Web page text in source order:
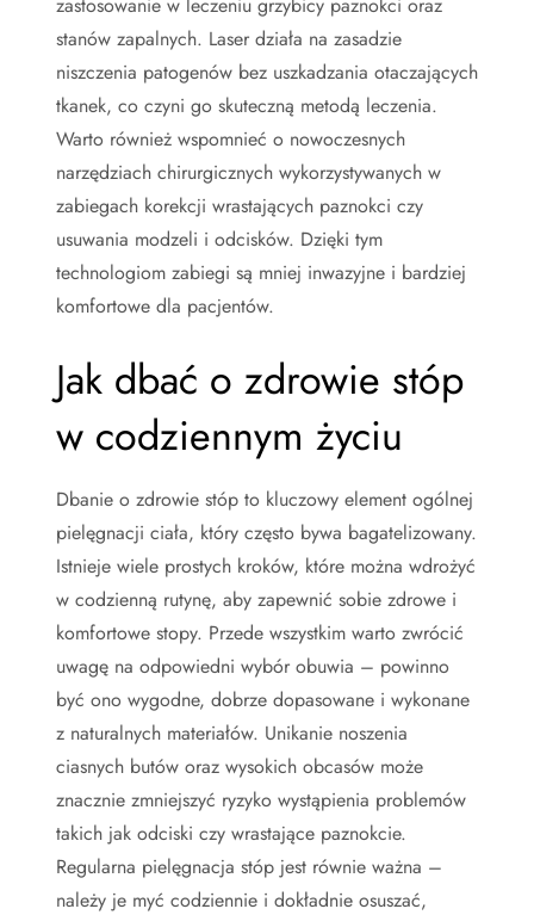
stanów zapalnych. Laser działa na zasadzie
niszczenia patogenów bez uszkadzania otaczających
tkanek, co czyni go skuteczną metodą leczenia.
Warto również wspomnieć o nowoczesnych
narzędziach chirurgicznych wykorzystywanych w
zabiegach korekcji wrastających paznokci czy
usuwania modzeli i odcisków. Dzięki tym
technologiom zabiegi są mniej inwazyjne i bardziej
komfortowe dla pacjentów.
Jak dbać o zdrowie stóp
w codziennym życiu
Dbanie o zdrowie stóp to kluczowy element ogólnej
pielęgnacji ciała, który często bywa bagatelizowany.
Istnieje wiele prostych kroków, które można wdrożyć
w codzienną rutynę, aby zapewnić sobie zdrowe i
komfortowe stopy. Przede wszystkim warto zwrócić
uwagę na odpowiedni wybór obuwia – powinno
być ono wygodne, dobrze dopasowane i wykonane
z naturalnych materiałów. Unikanie noszenia
ciasnych butów oraz wysokich obcasów może
znacznie zmniejszyć ryzyko wystąpienia problemów
takich jak odciski czy wrastające paznokcie.
Regularna pielęgnacja stóp jest równie ważna –
należy je myć codziennie i dokładnie osuszać,